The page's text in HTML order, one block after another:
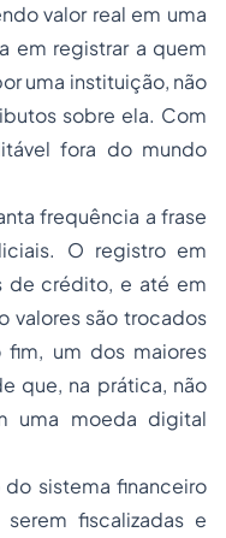
valor real em uma
em registrar a quem
uma instituição, não
sobre ela. Com
fora do mundo
frequência a frase
O registro em
de crédito, e até em
valores são trocados
fim, um dos maiores
que, na prática, não
uma moeda digital
sistema financeiro
fiscalizadas e